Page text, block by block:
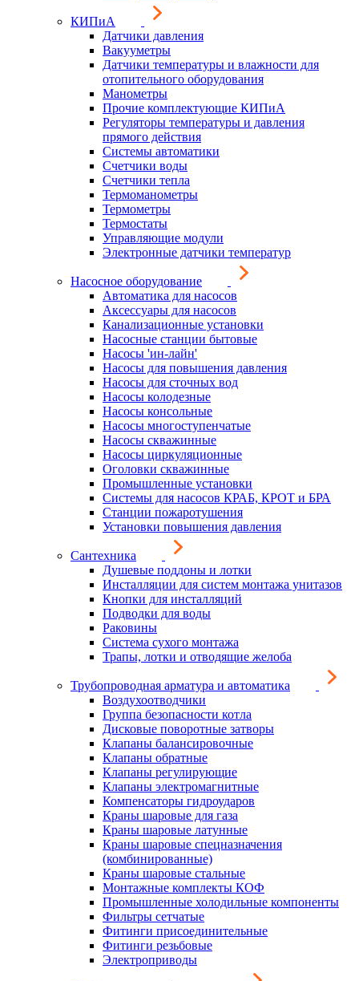
КИПиА
Датчики давления
Вакууметры
Датчики температуры и влажности для
отопительного оборудования
Манометры
Прочие комплектующие КИПиА
Регуляторы температуры и давления
прямого действия
Системы автоматики
Счетчики воды
Счетчики тепла
Термоманометры
Термометры
Термостаты
Управляющие модули
Электронные датчики температур
Насосное оборудование
Автоматика для насосов
Аксессуары для насосов
Канализационные установки
Насосные станции бытовые
Насосы 'ин-лайн'
Насосы для повышения давления
Насосы для сточных вод
Насосы колодезные
Насосы консольные
Насосы многоступенчатые
Насосы скважинные
Насосы циркуляционные
Оголовки скважинные
Промышленные установки
Системы для насосов КРАБ, КРОТ и БРА
Станции пожаротушения
Установки повышения давления
Сантехника
Душевые поддоны и лотки
Инсталляции для систем монтажа унитазов
Кнопки для инсталляций
Подводки для воды
Раковины
Система сухого монтажа
Трапы, лотки и отводящие желоба
Трубопроводная арматура и автоматика
Воздухоотводчики
Группа безопасности котла
Дисковые поворотные затворы
Клапаны балансировочные
Клапаны обратные
Клапаны регулирующие
Клапаны электромагнитные
Компенсаторы гидроударов
Краны шаровые для газа
Краны шаровые латунные
Краны шаровые спецназначения
(комбинированные)
Краны шаровые стальные
Монтажные комплекты КОФ
Промышленные холодильные компоненты
Фильтры сетчатые
Фитинги присоединительные
Фитинги резьбовые
Электроприводы